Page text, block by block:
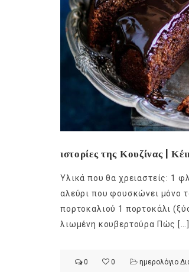
ιστορίες της Κουζίνας |
Υλικά που θα χρειαστείς: 1
αλεύρι που φουσκώνει μόνο
πορτοκαλιού 1 πορτοκάλι
λιωμένη κουβερτούρα Πώς […]
0 0 ημερολόγιο